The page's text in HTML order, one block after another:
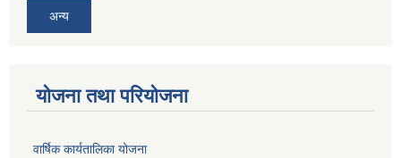
अन्य
योजना तथा परियोजना
वार्षिक कार्यतालिका योजना